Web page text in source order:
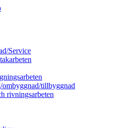
Service
ombyggnad/tillbyggnad
rivningsarbeten